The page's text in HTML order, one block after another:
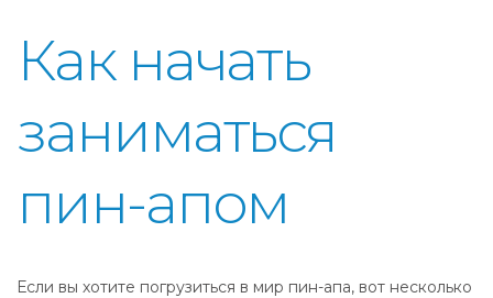
Как начать
заниматься
пин-апом
Если вы хотите погрузиться в мир пин-апа, вот несколько